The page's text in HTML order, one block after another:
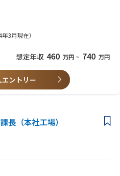
チェック、契約書ドラフト作成等
動および知財活動の質向上に貢献を期
実績
た方
の仕事に適性のある方
る方
3月現在）
想定年収 460 万円 ~ 740 万円
エントリー
長（本社工場）